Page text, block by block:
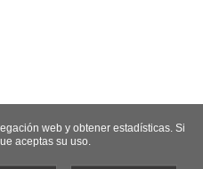
web y obtener estadísticas. Si
aceptas su uso.